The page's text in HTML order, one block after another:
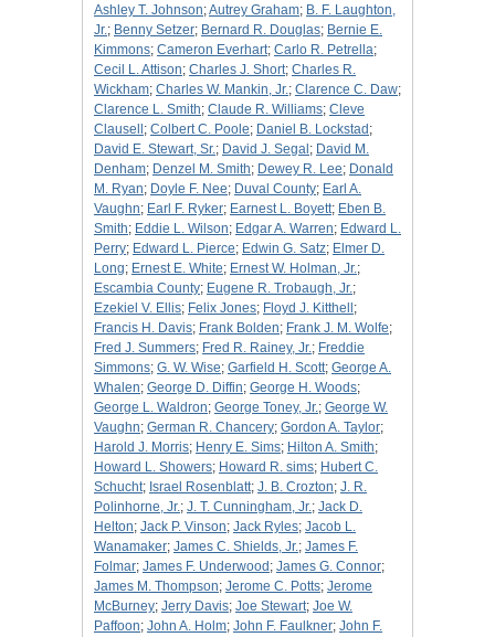
Ashley T. Johnson;Autrey Graham; B. F. Laughton,
Jr.; Benny Setzer; Bernard R. Douglas; Bernie E.
Kimmons; Cameron Everhart; Carlo R. Petrella;
Cecil L. Attison; Charles J. Short; Charles R.
Wickham; Charles W. Mankin, Jr.; Clarence C. Daw;
Clarence L. Smith; Claude R. Williams; Cleve
Clausell ; Colbert C. Poole; Daniel B. Lockstad ;
David E. Stewart, Sr.; David J. Segal ; David M.
Denham; Denzel M. Smith; Dewey R. Lee; Donald
M. Ryan; Doyle F. Nee; Duval County; Earl A.
Vaughn; Earl F. Ryker; Earnest L. Boyett; Eben B.
Smith; Eddie L. Wilson; Edgar A. Warren; Edward L.
Perry; Edward L. Pierce; Edwin G. Satz; Elmer D.
Long; Ernest E. White; Ernest W. Holman, Jr.;
Escambia County; Eugene R. Trobaugh, Jr.;
Ezekiel V. Ellis; Felix Jones; Floyd J. Kitthell ;
Francis H. Davis; Frank Bolden; Frank J. M. Wolfe;
Fred J. Summers; Fred R. Rainey, Jr.; Freddie
Simmons; G. W. Wise; Garfield H. Scott; George A.
Whalen; George D. Diffin; George H. Woods;
George L. Waldron; George Toney, Jr.; George W.
Vaughn; German R. Chancery; Gordon A. Taylor;
Harold J. Morris; Henry E. Sims; Hilton A. Smith;
Howard L. Showers; Howard R. sims; Hubert C.
Schucht; Israel Rosenblatt; J. B. Crozton; J. R.
Polinhorne, Jr.; J. T. Cunningham, Jr.; Jack D.
Helton; Jack P. Vinson; Jack Ryles; Jacob L.
Wanamaker; James C. Shields, Jr.; James F.
Folmar; James F. Underwood ; James G. Connor;
James M. Thompson; Jerome C. Potts; Jerome
McBurney; Jerry Davis; Joe Stewart; Joe W.
Paffoon; John A. Holm; John F. Faulkner; John F.